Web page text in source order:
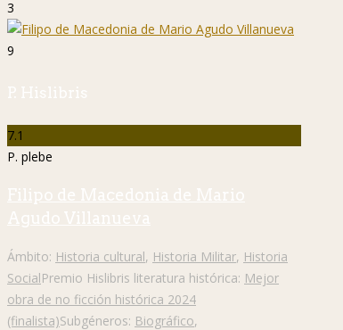
3
9
P. Hislibris
7.1
P. plebe
Filipo de Macedonia de Mario
Agudo Villanueva
Ámbito: Historia cultural, Historia Militar, Historia
SocialPremio Hislibris literatura histórica: Mejor
obra de no ficción histórica 2024
(finalista)Subgéneros: Biográfico,